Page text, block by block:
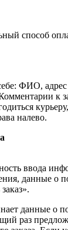
способ
ФИО, адрес
к
налево.
ввода
данные о
данные о
раз